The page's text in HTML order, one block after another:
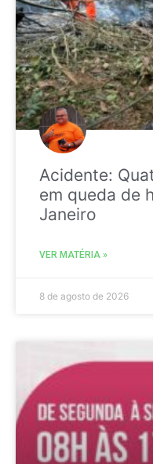
Acidente:
em queda de
Janeiro
VER MATÉRIA »
8 de agosto de 2026